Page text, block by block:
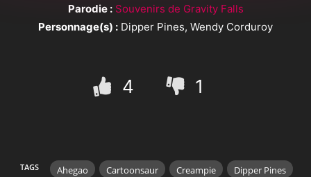
Parodie : Souvenirs de Gravity Falls
Personnage(s) : Dipper Pines, Wendy Corduroy
4 1
TAGS Ahegao Cartoonsaur Creampie
Dipper Pines